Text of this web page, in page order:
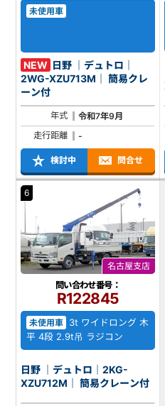
未使用車
NEW 日野 ｜デュトロ｜
2WG-XZU713M｜ 簡易クレ
ーン付
年式
令和7年9月
走行距離
-
検討中 問合せ
6
名古屋支店
問い合わせ番号：
R122845
未使用車
3t ワイドロング 木
平 4段 2.9t吊 ラジコン
日野 ｜デュトロ｜2KG-
XZU712M｜ 簡易クレーン付